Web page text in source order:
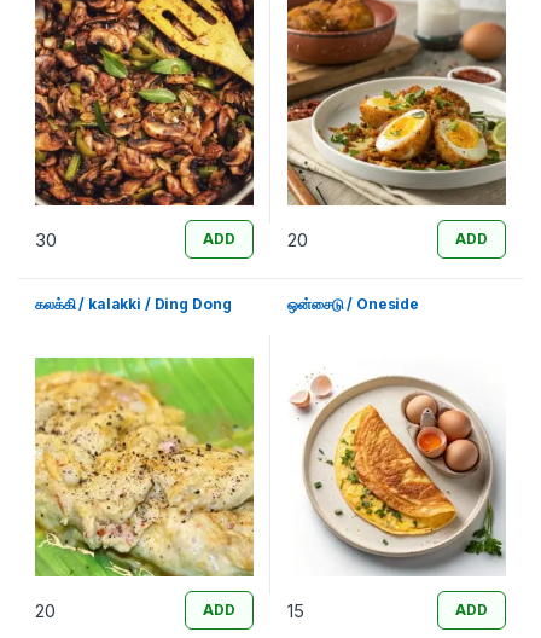
30 ADD 20 ADD
கலக்கி / kalakki / Ding Dong
20 ADD
ஒன்சைடு / Oneside
15 ADD